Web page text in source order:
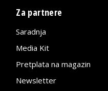
Za partnere
Saradnja
Media Kit
Pretplata na magazin
Newsletter